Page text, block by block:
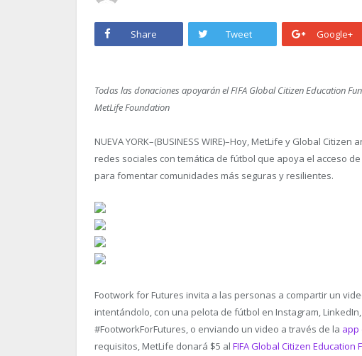
Share Tweet Google+
Todas las donaciones apoyarán el FIFA Global Citizen Education
MetLife Foundation
NUEVA YORK–(BUSINESS WIRE)–Hoy, MetLife y Global
redes sociales con temática de fútbol que apoya el acceso
para fomentar comunidades más seguras y resilientes.
Footwork for Futures invita a las personas a compartir un
intentándolo, con una pelota de fútbol en Instagram,
#FootworkForFutures, o enviando un video a través de la app
requisitos, MetLife donará $5 al FIFA Global Citizen Education